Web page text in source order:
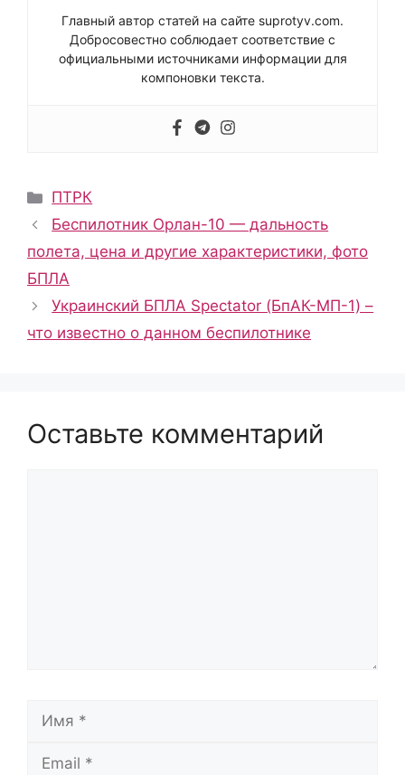
Главный автор статей на сайте suprotyv.com.
Добросовестно соблюдает соответствие с
официальными источниками информации для
компоновки текста.
Рубрики
ПТРК
Беспилотник Орлан-10 — дальность
полета, цена и другие характеристики, фото
БПЛА
Украинский БПЛА Spectator (БпАК-МП-1) –
что известно о данном беспилотнике
Оставьте комментарий